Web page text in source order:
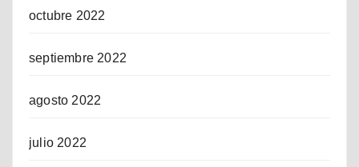
octubre 2022
septiembre 2022
agosto 2022
julio 2022